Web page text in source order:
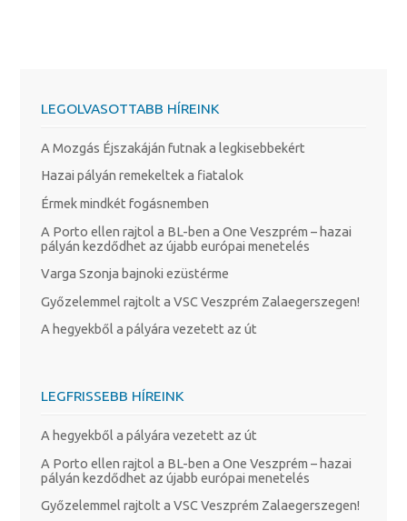
LEGOLVASOTTABB HÍREINK
A Mozgás Éjszakáján futnak a legkisebbekért
Hazai pályán remekeltek a fiatalok
Érmek mindkét fogásnemben
A Porto ellen rajtol a BL-ben a One Veszprém – hazai
pályán kezdődhet az újabb európai menetelés
Varga Szonja bajnoki ezüstérme
Győzelemmel rajtolt a VSC Veszprém Zalaegerszegen!
A hegyekből a pályára vezetett az út
LEGFRISSEBB HÍREINK
A hegyekből a pályára vezetett az út
A Porto ellen rajtol a BL-ben a One Veszprém – hazai
pályán kezdődhet az újabb európai menetelés
Győzelemmel rajtolt a VSC Veszprém Zalaegerszegen!